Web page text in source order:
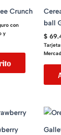
Crunch
con
y
ball
$